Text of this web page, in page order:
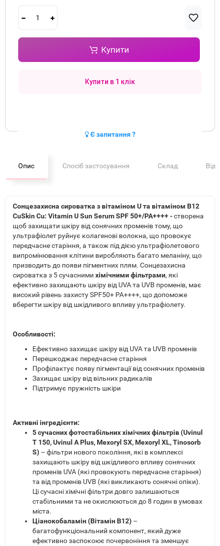
Купити
Купити в 1 клік
Є запитання ?
Опис Спосіб застосування Склад
Сонцезахисна сироватка з вітаміном U та вітаміном В12
CuSkin Cu: Vitamin U Sun Serum SPF 50+/PA++++ -створена
щоб захищати шкіру від сонячних променів тому, що
ультрафіолет руйнує колагенові волокна, що провокує
передчасне старіння, а також під дією ультрафіолетового
випромінювання клітини виробляють багато меланіну, що
призводить до появи пігментних плям. Сонцезахисна
сироватка з 5 сучасними хімічними фільтрами, які
ефективно захищають шкіру від UVA та UVB променів, має
високий рівень захисту SPF50+ PA++++, що допоможе
вберегти шкіру від шкідливого впливу ультрафіолету.
Особливості:
Ефективно захищає шкіру від UVA та UVB променів
Перешкоджає передчасне старіння
Профілактує появу пігментації від сонячних променів
Захищає шкіру від вільних радикалів
Підтримує пружність шкіри
Активні інгредієнти:
5 сучасних фотостабільних хімічних фільтрів (Uvinul
T 150, Uvinul A Plus, Mexoryl SX, Mexoryl XL, Tinosorb
S) – фільтри нового покоління, які в комплексі
захищають шкіру від шкідливого впливу сонячних
променів UVA (які провокують передчасне старіння)
та від променів UVB (які викликають сонячні опіки).
Ці сучасні хімічні фільтри довго залишаються
стабільними та не окислюються до 8 годин в умовах
міста.
Ціанокобаламін (Вітамін В12) –
багатофункціональний компонент, який дуже
ефективно заспокоює почервоніння та зменшує